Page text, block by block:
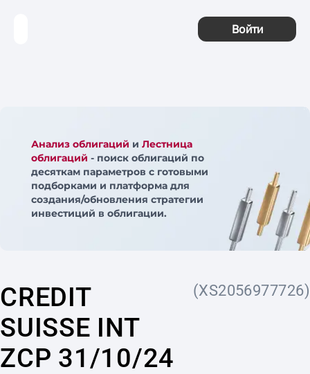
Войти
Анализ облигаций и Лестница
облигаций - поиск облигаций по
десяткам параметров с готовыми
подборками и платформа для
создания/обновления стратегии
инвестиций в облигации.
CREDIT
SUISSE INT
ZCP 31/10/24
(XS2056977726)